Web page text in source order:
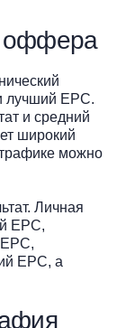
оффера
лучший EPC.
и средний
широкий
можно
Личная
EPC,
EPC, а